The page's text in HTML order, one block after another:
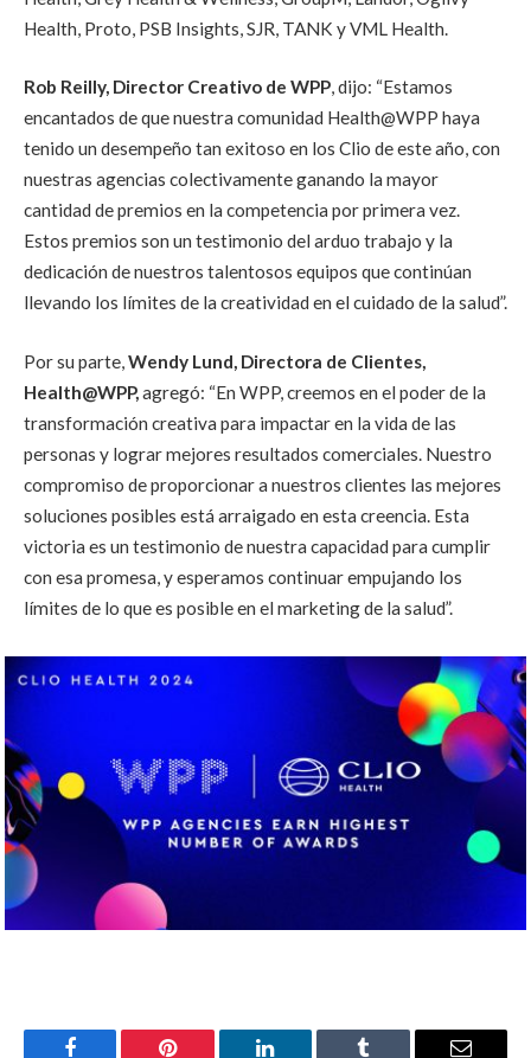
Health, Proto, PSB Insights, SJR, TANK y VML Health.
Rob Reilly, Director Creativo de WPP, dijo: “Estamos
encantados de que nuestra comunidad Health@WPP haya
tenido un desempeño tan exitoso en los Clio de este año, con
nuestras agencias colectivamente ganando la mayor
cantidad de premios en la competencia por primera vez.
Estos premios son un testimonio del arduo trabajo y la
dedicación de nuestros talentosos equipos que continúan
llevando los límites de la creatividad en el cuidado de la salud”.
Por su parte,Wendy Lund, Directora de Clientes,
Health@WPP,agregó: “En WPP, creemos en el poder de la
transformación creativa para impactar en la vida de las
personas y lograr mejores resultados comerciales. Nuestro
compromiso de proporcionar a nuestros clientes las mejores
soluciones posibles está arraigado en esta creencia. Esta
victoria es un testimonio de nuestra capacidad para cumplir
con esa promesa, y esperamos continuar empujando los
límites de lo que es posible en el marketing de la salud”.